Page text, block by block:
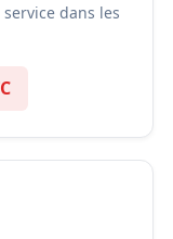
dans les